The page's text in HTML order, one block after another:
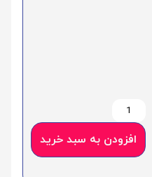
افزودن به سبد خرید